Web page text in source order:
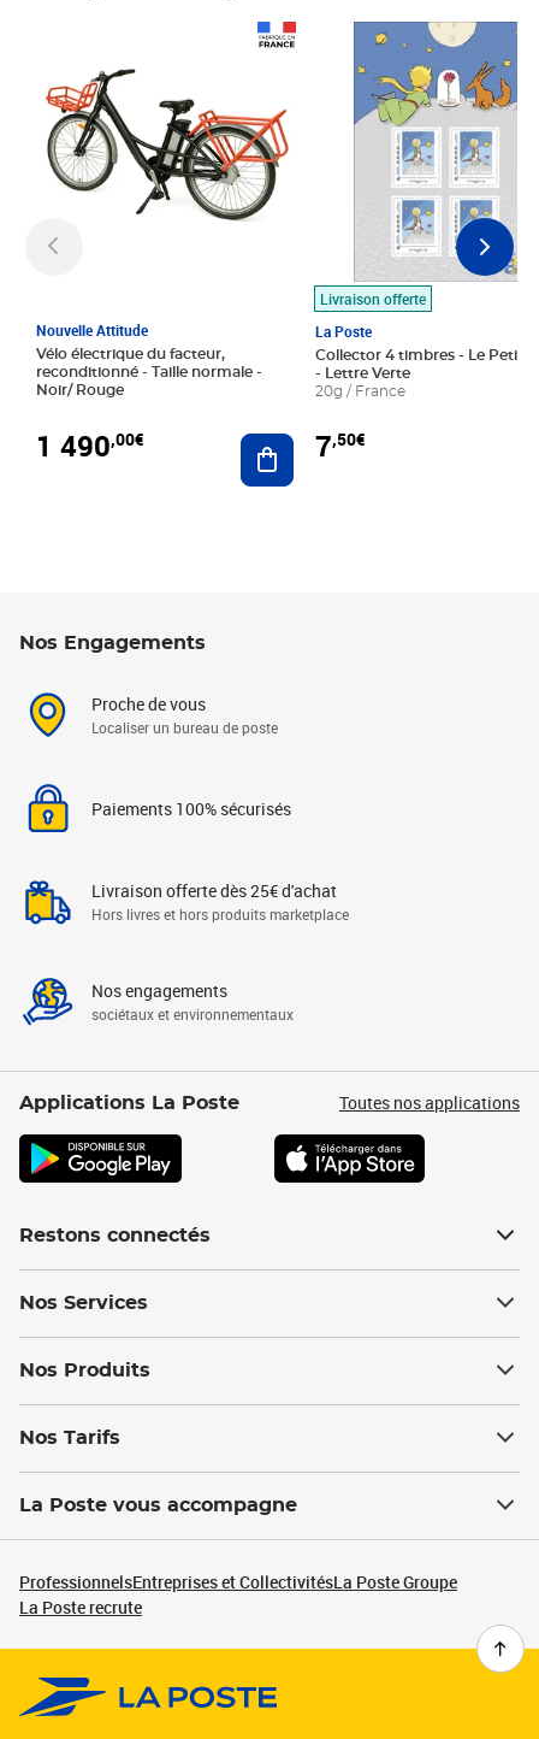
Nouvelle Attitude
Vélo électrique du facteur,
reconditionné - Taille normale -
Noir/ Rouge
1 490,00€ Ajouter au panier
Livraison offerte
La Poste
Collector 4 timbres - Le Petit
- Lettre Verte
20g / France
7,50€
Prix 7,50€
Nos Engagements
Proche de vous
Localiser un bureau de poste
Paiements 100% sécurisés
Livraison offerte dès 25€ d'achat
Hors livres et hors produits marketplace
Nos engagements
sociétaux et environnementaux
Applications La Poste Toutes nos applications
Restons connectés
Nos Services
Nos Produits
Nos Tarifs
La Poste vous accompagne
ProfessionnelsEntreprises et CollectivitésLa Poste Groupe
La Poste recrute